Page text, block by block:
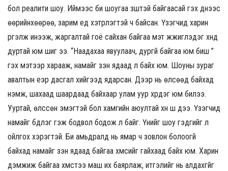
бол реалити шоу. Иймээс би шоугаа үзүүштэй байгаасай гэх үүднээс
өөрийнхөөрөө, зарим үед хэтрүүлэгтэй ч байсан. Үзэгчид харин
үргэлж инээж, жаргалтай гоё сайхан байгаа мэт жүжиглэдэг хүнд
дуртай юм шиг ээ. “Наадахаа явуулаач, дургүй байгаа юм биш үү”
гэх мэтээр харааж, намайг үзэн ядаад л байх юм. Шоуны зураг
авалтын үеэр дасгал хийгээд ядарсан. Дээр нь өлсөөд байхад
нэмж, шахаад шаардаад байхаар улам уур хүрдэг юм билээ.
Ууртай, өлссөн эмэгтэй бол хамгийн аюултай хүн шүү дээ. Үзэгчид
намайг бүдүүлэг гэж бодвол бодож л байг. Үүнийг шоу гэдгийг л
ойлгох хэрэгтэй. Би амьдралд нь ямар ч зовлон болоогүй
байхад намайг үзэн ядаад байгаа хүмүүсийг гайхаад байх юм. Харин
дэмжиж байгаа хүмүүстээ маш их баярлаж, итгэлийг нь алдахгүйг